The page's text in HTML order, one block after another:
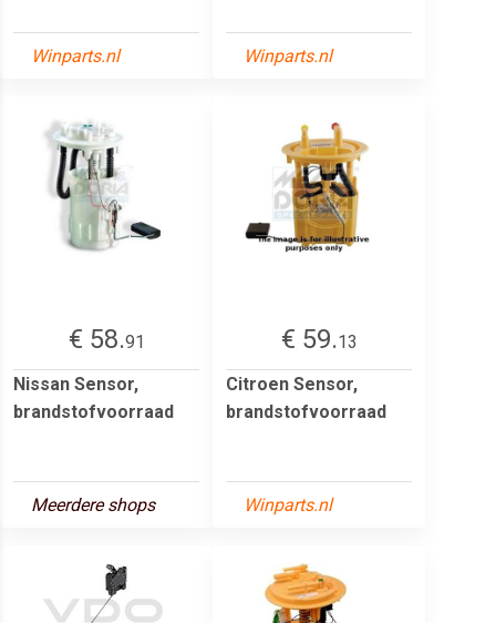
Winparts.nl Winparts.nl
€ 58.91
Nissan Sensor,
brandstofvoorraad
Meerdere shops
€ 59.13
Citroen Sensor,
brandstofvoorraad
Winparts.nl